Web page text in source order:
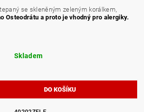
se skleněným zeleným korálkem,
Osteodrátu a proto je vhodný pro alergiky.
Skladem